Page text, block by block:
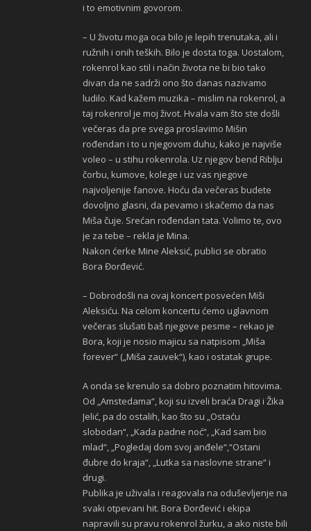
i to emotivnim govorom.
– U životu moga oca bilo je lepih trenutaka, ali i
ružnih i onih teških. Bilo je dosta toga. Uostalom,
rokenrol kao stil i način života ne bi bio tako
divan da ne sadrži ono što danas nazivamo
ludilo. Kad kažem muzika – mislim na rokenrol, a
taj rokenrol je moj život. Hvala vam što ste došli
večeras da pre svega proslavimo Mišin
rođendan i to u njegovom duhu, kako je najviše
voleo – u stihu rokenrola. Uz njegov bend Riblju
čorbu, kumove, kolege i uz vas njegove
najvoljenije fanove. Hoću da večeras budete
dovoljno glasni, da pevamo i skačemo da nas
Miša čuje. Srećan rođendan tata. Volimo te, ovo
je za tebe – rekla je Mina.
Nakon ćerke Mine Aleksić, publici se obratio
Bora Đorđević.
– Dobrodošli na ovaj koncert posvećen Miši
Aleksiću. Na celom koncertu ćemo uglavnom
večeras slušati baš njegove pesme – rekao je
Bora, koji je nosio majicu sa natpisom „Miša
forever“ („Miša zauvek“), kao i ostatak grupe.
A onda se krenulo sa dobro poznatim hitovima.
Od „Amstedama“, koji su izveli braća Dragi i Žika
Jelić, pa do ostalih, kao što su „Ostaću
slobodan“, „Kada padne noć“, „Kad sam bio
mlad“, „Pogledaj dom svoj anđele“,“Ostani
đubre do kraja“, „Lutka sa naslovne strane“ i
drugi.
Publika je uživala i reagovala na oduševljenje na
svaki otpevani hit. Bora Đorđević i ekipa
napravili su pravu rokenrol žurku, a ako niste bili